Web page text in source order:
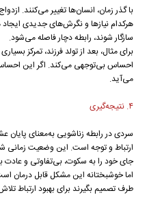
با گذر زمان، انسان‌ها تغییر می‌کنند.
هرکدام نیازها و نگرش‌های جدیدی ایجاد
سازگار شوند، رابطه دچار فاصله می‌شود.
برای مثال، بعد از تولد فرزند، تمرکز
احساس بی‌توجهی می‌کند. اگر این
می‌آید.
۴. نتیجه‌گیری
سردی در رابطه زناشویی به‌معنای
ارتباط و توجه است. این وضعیت
جای خود را به سکوت، بی‌تفاوتی و عادت
اما خوشبختانه این مشکل قابل درمان
طرف تصمیم بگیرند برای بهبود ارتباط